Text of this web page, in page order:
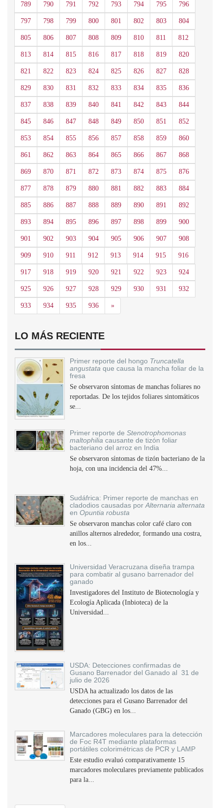
789 790 791 792 793 794 795 796
797 798 799 800 801 802 803 804
805 806 807 808 809 810 811 812
813 814 815 816 817 818 819 820
821 822 823 824 825 826 827 828
829 830 831 832 833 834 835 836
837 838 839 840 841 842 843 844
845 846 847 848 849 850 851 852
853 854 855 856 857 858 859 860
861 862 863 864 865 866 867 868
869 870 871 872 873 874 875 876
877 878 879 880 881 882 883 884
885 886 887 888 889 890 891 892
893 894 895 896 897 898 899 900
901 902 903 904 905 906 907 908
909 910 911 912 913 914 915 916
917 918 919 920 921 922 923 924
925 926 927 928 929 930 931 932
933 934 935 936 »Siguiente
LO MÁS RECIENTE
Primer reporte del hongo Truncatella
angustata que causa la mancha foliar de la
fresa
Se observaron síntomas de manchas foliares no
reportadas. De los tejidos foliares sintomáticos
se...
Primer reporte de Stenotrophomonas
maltophilia causante de tizón foliar
bacteriano del arroz en India
Se observaron síntomas de tizón bacteriano de la
hoja, con una incidencia del 47%...
Sudáfrica: Primer reporte de manchas en
cladodios causadas por Alternaria alternata
en Opuntia robusta
Se observaron manchas color café claro con
anillos alternos alrededor, formando una costra,
en los...
Universidad Veracruzana diseña trampa
para combatir al gusano barrenador del
ganado
Investigadores del Instituto de Biotecnología y
Ecología Aplicada (Inbioteca) de la
Universidad...
USDA: Detecciones confirmadas de
Gusano Barrenador del Ganado al 31 de
julio de 2026
USDA ha actualizado los datos de las
detecciones para el Gusano Barrenador del
Ganado (GBG) en los...
Marcadores moleculares para la detección
de Foc R4T mediante plataformas
portátiles colorimétricas de PCR y LAMP
Este estudio evaluó comparativamente 15
marcadores moleculares previamente publicados
para la...